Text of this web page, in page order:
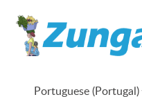
Portuguese (Portugal)